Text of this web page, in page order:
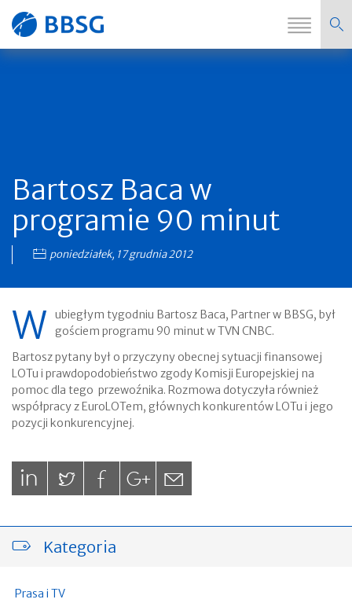
Strona
Bartosz Baca w
programie 90 minut
poniedziałek, 17 grudnia 2012
W
ubiegłym tygodniu Bartosz Baca, Partner w BBSG, był
gościem programu 90 minut w TVN CNBC.
Bartosz pytany był o przyczyny obecnej sytuacji finansowej
LOTu i prawdopodobieństwo zgody Komisji Europejskiej na
pomoc dla tego przewoźnika. Rozmowa dotyczyła również
współpracy z EuroLOTem, głównych konkurentów LOTu i jego
pozycji konkurencyjnej.
Kategoria
Prasa i TV